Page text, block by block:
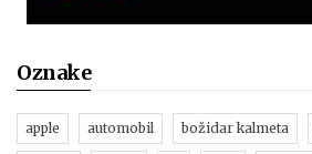
Oznake
apple automobil božidar kalmeta